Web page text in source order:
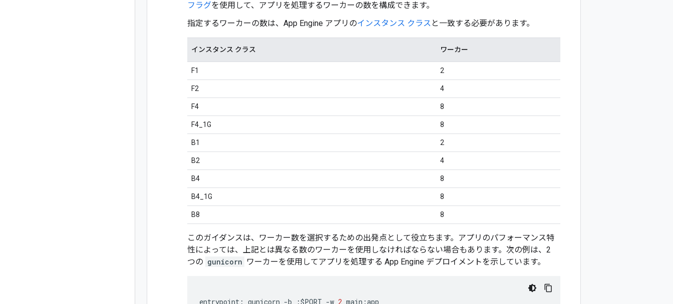
フラグを使用して、アプリを処理するワーカーの数を構成できます。
指定するワーカーの数は、App Engine アプリのインスタンス クラス と一致する必要があります。
インスタンス クラス ワーカー
F1 2
F2 4
F4 8
F4_1G 8
B1 2
B2 4
B4 8
B4_1G 8
B8 8
このガイダンスは、ワーカー数を選択するための出発点として役立ちます。アプリのパフォーマンス特
性によっては、上記とは異なる数のワーカーを使用しなければならない場合もあります。次の例は、2
つの gunicorn ワーカーを使用してアプリを処理する App Engine デプロイメントを示しています。
entrypoint : gunicorn -b :$PORT -w 2 main :app